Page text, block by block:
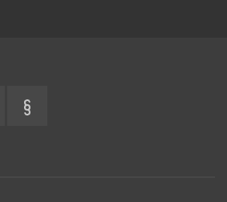
Mastodon